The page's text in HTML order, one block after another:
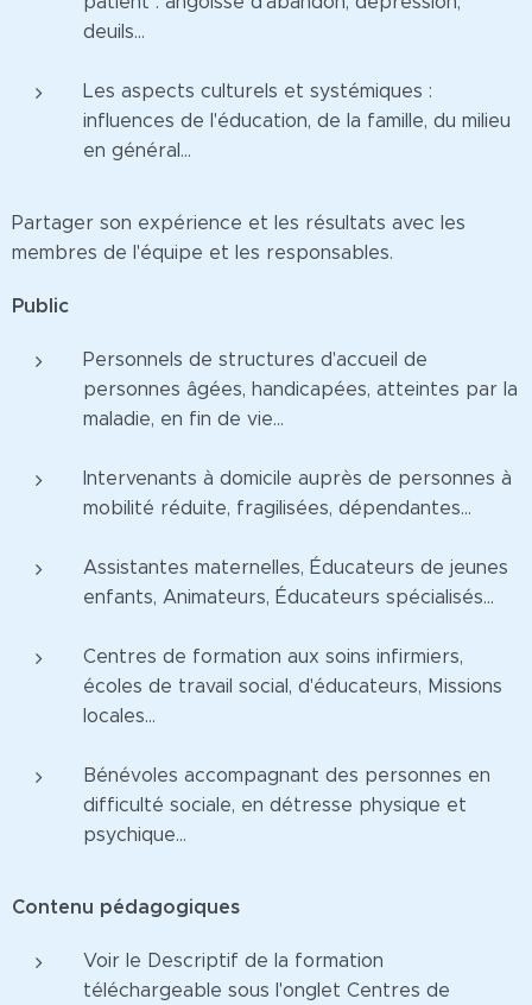
deuils...
Les aspects culturels et systémiques :
influences de l'éducation, de la famille, du milieu
en général...
Partager son expérience et les résultats avec les
membres de l'équipe et les responsables.
Public
Personnels de structures d'accueil de
personnes âgées, handicapées, atteintes par la
maladie, en fin de vie...
Intervenants à domicile auprès de personnes à
mobilité réduite, fragilisées, dépendantes...
Assistantes maternelles, Éducateurs de jeunes
enfants, Animateurs, Éducateurs spécialisés...
Centres de formation aux soins infirmiers,
écoles de travail social, d'éducateurs, Missions
locales...
Bénévoles accompagnant des personnes en
difficulté sociale, en détresse physique et
psychique...
Contenu pédagogiques
Voir le Descriptif de la formation
téléchargeable sous l'onglet Centres de